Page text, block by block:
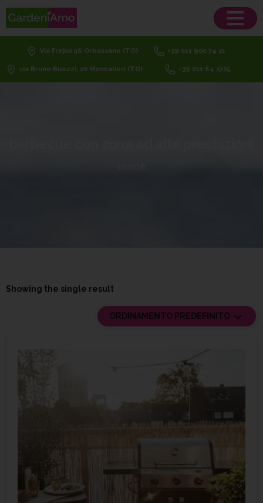
Via Frejus 56 Orbassano (TO) +39 011 900 74 21
via Bruno Buozzi, 20 Moncalieri (TO) +39 011 64 2705
Showing the single result
ORDINAMENTO PREDEFINITO